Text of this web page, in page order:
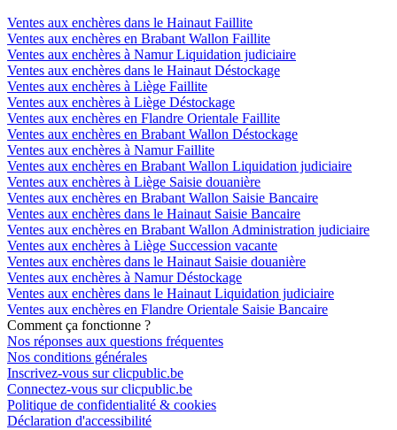
Ventes aux enchères dans le Hainaut Faillite
Ventes aux enchères en Brabant Wallon Faillite
Ventes aux enchères à Namur Liquidation judiciaire
Ventes aux enchères dans le Hainaut Déstockage
Ventes aux enchères à Liège Faillite
Ventes aux enchères à Liège Déstockage
Ventes aux enchères en Flandre Orientale Faillite
Ventes aux enchères en Brabant Wallon Déstockage
Ventes aux enchères à Namur Faillite
Ventes aux enchères en Brabant Wallon Liquidation judiciaire
Ventes aux enchères à Liège Saisie douanière
Ventes aux enchères en Brabant Wallon Saisie Bancaire
Ventes aux enchères dans le Hainaut Saisie Bancaire
Ventes aux enchères en Brabant Wallon Administration judiciaire
Ventes aux enchères à Liège Succession vacante
Ventes aux enchères dans le Hainaut Saisie douanière
Ventes aux enchères à Namur Déstockage
Ventes aux enchères dans le Hainaut Liquidation judiciaire
Ventes aux enchères en Flandre Orientale Saisie Bancaire
Comment ça fonctionne ?
Nos réponses aux questions fréquentes
Nos conditions générales
Inscrivez-vous sur clicpublic.be
Connectez-vous sur clicpublic.be
Politique de confidentialité & cookies
Déclaration d'accessibilité